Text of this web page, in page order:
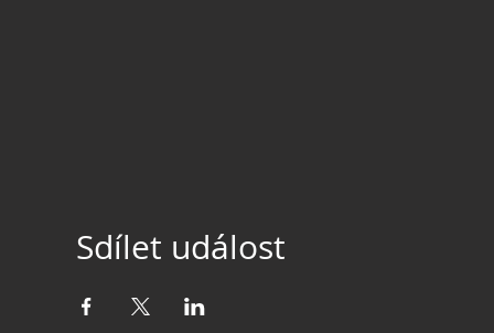
Sdílet událost